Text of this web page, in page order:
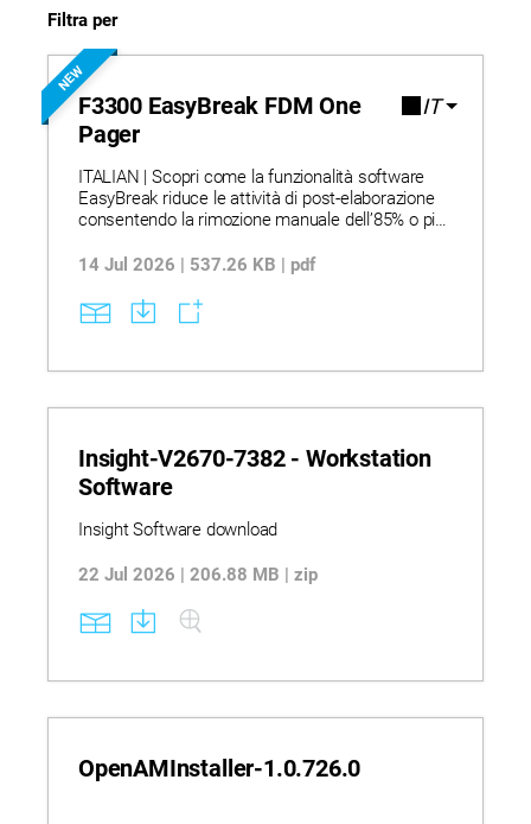
Filtra per
NEW
F3300 EasyBreak FDM One
Pager
IT
ITALIAN | Scopri come la funzionalità software
EasyBreak riduce le attività di post-elaborazione
consentendo la rimozione manuale dell’85% o più
del serbatoio del solvente fino all’85%. Punti di
pulito ampie sezioni di materiale di supporto dopo
la stampa. Questo riduce il lavoro di pulizia e
14 Jul 2026 | 537.26 KB | pdf
Insight-V2670-7382 - Workstation
Software
Insight Software download
22 Jul 2026 | 206.88 MB | zip
OpenAMInstaller-1.0.726.0